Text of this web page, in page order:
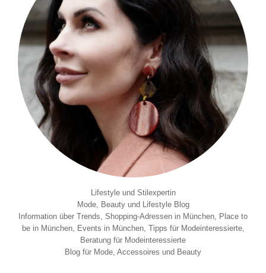
Lifestyle und Stilexpertin
Mode, Beauty und Lifestyle Blog
Information über Trends, Shopping-Adressen in München, Place to
be in München, Events in München, Tipps für Modeinteressierte,
Beratung für Modeinteressierte
Blog für Mode, Accessoires und Beauty